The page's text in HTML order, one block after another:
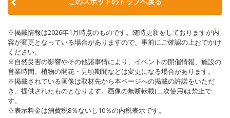
※掲載情報は2026年1月時点のものです。随時更新をしておりますが内
容が変更となっている場合がありますので、事前にご確認の上おでかけ
ください。
※自然災害の影響やその他諸事情により、イベントの開催情報、施設の
営業時間、植物の開花・見頃期間などは変更になる場合があります。
※掲載されている画像は取材先から本ページへの掲載の許諾をいただ
き、提供されたものとなります。画像の無断転載(二次使用)は禁止で
す。
※表示料金は消費税8％ないし10％の内税表示です。